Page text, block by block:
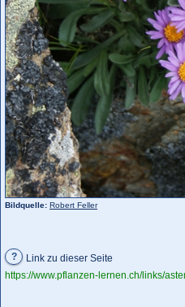
Bildquelle: Robert Feller
?
Link zu dieser Seite
https://www.pflanzen-lernen.ch/links/